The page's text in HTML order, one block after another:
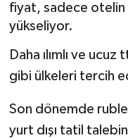
fiyat, sadece otelin
yükseliyor.
Daha ılımlı ve
gibi ülkeleri tercih
Son dönemde
yurt dışı tatil